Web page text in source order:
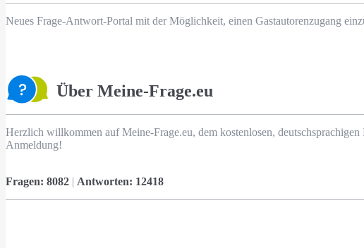
Neues Frage-Antwort-Portal mit der Möglichkeit, einen Gastautorenzugang
Über Meine-Frage.eu
Herzlich willkommen auf Meine-Frage.eu, dem kostenlosen,
Anmeldung!
Fragen: 8082 | Antworten: 12418